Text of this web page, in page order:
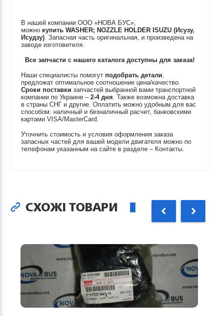
В нашей компании ООО «НОВА БУС»,
можно купитьWASHER; NOZZLE HOLDER ISUZU (Исузу,
Исудзу). Запасная часть оригинальная, и произведена на
заводе изготовителя.
Все запчасти с нашего каталога доступны для заказа!
Наши специалисты помогут подобрать детали,
предложат оптимальное соотношение цена/качество.
Сроки поставки запчастей выбранной вами транспортной
компании по Украине –2-4 дня. Также возможна доставка
в страны СНГ и другие. Оплатить можно удобным для вас
способом: наличный и безналичный расчет, банковскими
картами VISA/MasterCard.
Уточнить стоимость и условия оформления заказа
запасных частей для вашей модели двигателя можно по
телефонам указанным на сайте в разделе – Контакты.
СХОЖІ ТОВАРИ